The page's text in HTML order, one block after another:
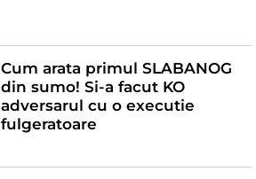
Cum arata primul SLABANOG
din sumo! Si-a facut KO
adversarul cu o executie
fulgeratoare